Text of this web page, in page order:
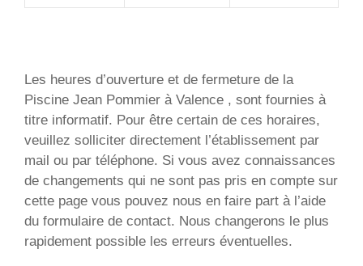
Les heures d’ouverture et de fermeture de la
Piscine Jean Pommier à Valence , sont fournies à
titre informatif. Pour être certain de ces horaires,
veuillez solliciter directement l’établissement par
mail ou par téléphone. Si vous avez connaissances
de changements qui ne sont pas pris en compte sur
cette page vous pouvez nous en faire part à l’aide
du formulaire de contact. Nous changerons le plus
rapidement possible les erreurs éventuelles.